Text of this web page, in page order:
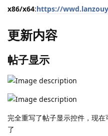
x86/x64:https://
更新内容
帖子显示
完全重写了帖子显示控件，现
了